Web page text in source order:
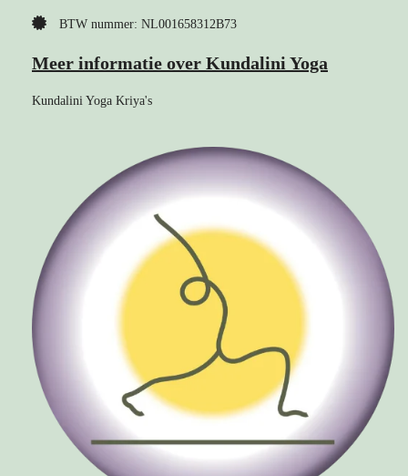
BTW nummer: NL001658312B73
Meer informatie over Kundalini Yoga
Kundalini Yoga Kriya's